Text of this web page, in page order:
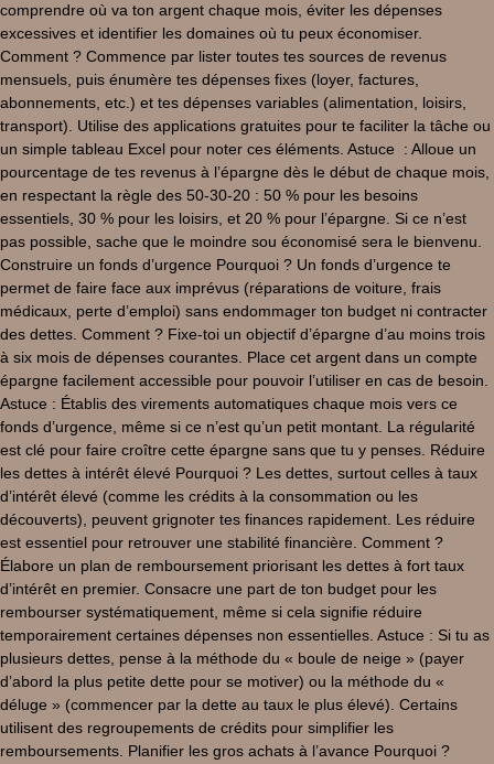
comprendre où va ton argent chaque mois, éviter les dépenses
excessives et identifier les domaines où tu peux économiser.
Comment ? Commence par lister toutes tes sources de revenus
mensuels, puis énumère tes dépenses fixes (loyer, factures,
abonnements, etc.) et tes dépenses variables (alimentation, loisirs,
transport). Utilise des applications gratuites pour te faciliter la tâche ou
un simple tableau Excel pour noter ces éléments. Astuce : Alloue un
pourcentage de tes revenus à l’épargne dès le début de chaque mois,
en respectant la règle des 50-30-20 : 50 % pour les besoins
essentiels, 30 % pour les loisirs, et 20 % pour l’épargne. Si ce n’est
pas possible, sache que le moindre sou économisé sera le bienvenu.
Construire un fonds d’urgence Pourquoi ? Un fonds d’urgence te
permet de faire face aux imprévus (réparations de voiture, frais
médicaux, perte d’emploi) sans endommager ton budget ni contracter
des dettes. Comment ? Fixe-toi un objectif d’épargne d’au moins trois
à six mois de dépenses courantes. Place cet argent dans un compte
épargne facilement accessible pour pouvoir l’utiliser en cas de besoin.
Astuce : Établis des virements automatiques chaque mois vers ce
fonds d’urgence, même si ce n’est qu’un petit montant. La régularité
est clé pour faire croître cette épargne sans que tu y penses. Réduire
les dettes à intérêt élevé Pourquoi ? Les dettes, surtout celles à taux
d’intérêt élevé (comme les crédits à la consommation ou les
découverts), peuvent grignoter tes finances rapidement. Les réduire
est essentiel pour retrouver une stabilité financière. Comment ?
Élabore un plan de remboursement priorisant les dettes à fort taux
d’intérêt en premier. Consacre une part de ton budget pour les
rembourser systématiquement, même si cela signifie réduire
temporairement certaines dépenses non essentielles. Astuce : Si tu as
plusieurs dettes, pense à la méthode du « boule de neige » (payer
d’abord la plus petite dette pour se motiver) ou la méthode du «
déluge » (commencer par la dette au taux le plus élevé). Certains
utilisent des regroupements de crédits pour simplifier les
remboursements. Planifier les gros achats à l’avance Pourquoi ?